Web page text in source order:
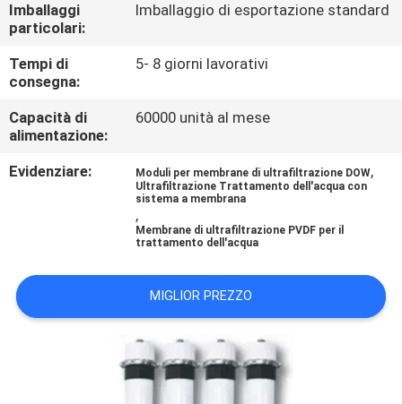
CONTATTICI
NOTIZIE
RICHIEDA
UNA
DEL
SITO
Imballaggi
particolari:
Imballaggio di esportazione standard
Tempi di
consegna:
5- 8 giorni lavorativi
Capacità di
alimentazione:
60000 unità al mese
Evidenziare: Moduli per membrane di ultrafiltrazione DOW,
Ultrafiltrazione Trattamento dell'acqua con
sistema a membrana
,
Membrane di ultrafiltrazione PVDF per il
trattamento dell'acqua
MIGLIOR PREZZO